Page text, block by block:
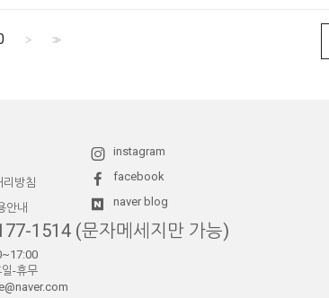
> >>
리방침
안내
instagram
facebook
naver blog
1514 (문자메세지만 가능)
-휴무